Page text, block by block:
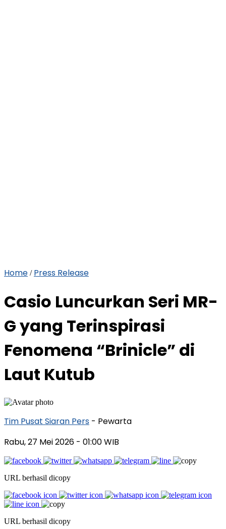
Home / Press Release
Casio Luncurkan Seri MR-
G yang Terinspirasi
Fenomena “Brinicle” di
Laut Kutub
Tim Pusat Siaran Pers - Pewarta
Rabu, 27 Mei 2026 - 01:00 WIB
URL berhasil dicopy
URL berhasil dicopy